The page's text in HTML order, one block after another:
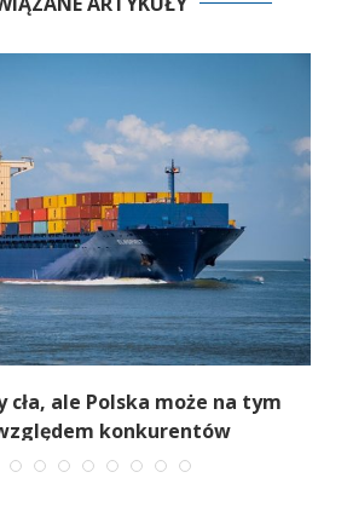
cła, ale Polska może na tym
konkurentów